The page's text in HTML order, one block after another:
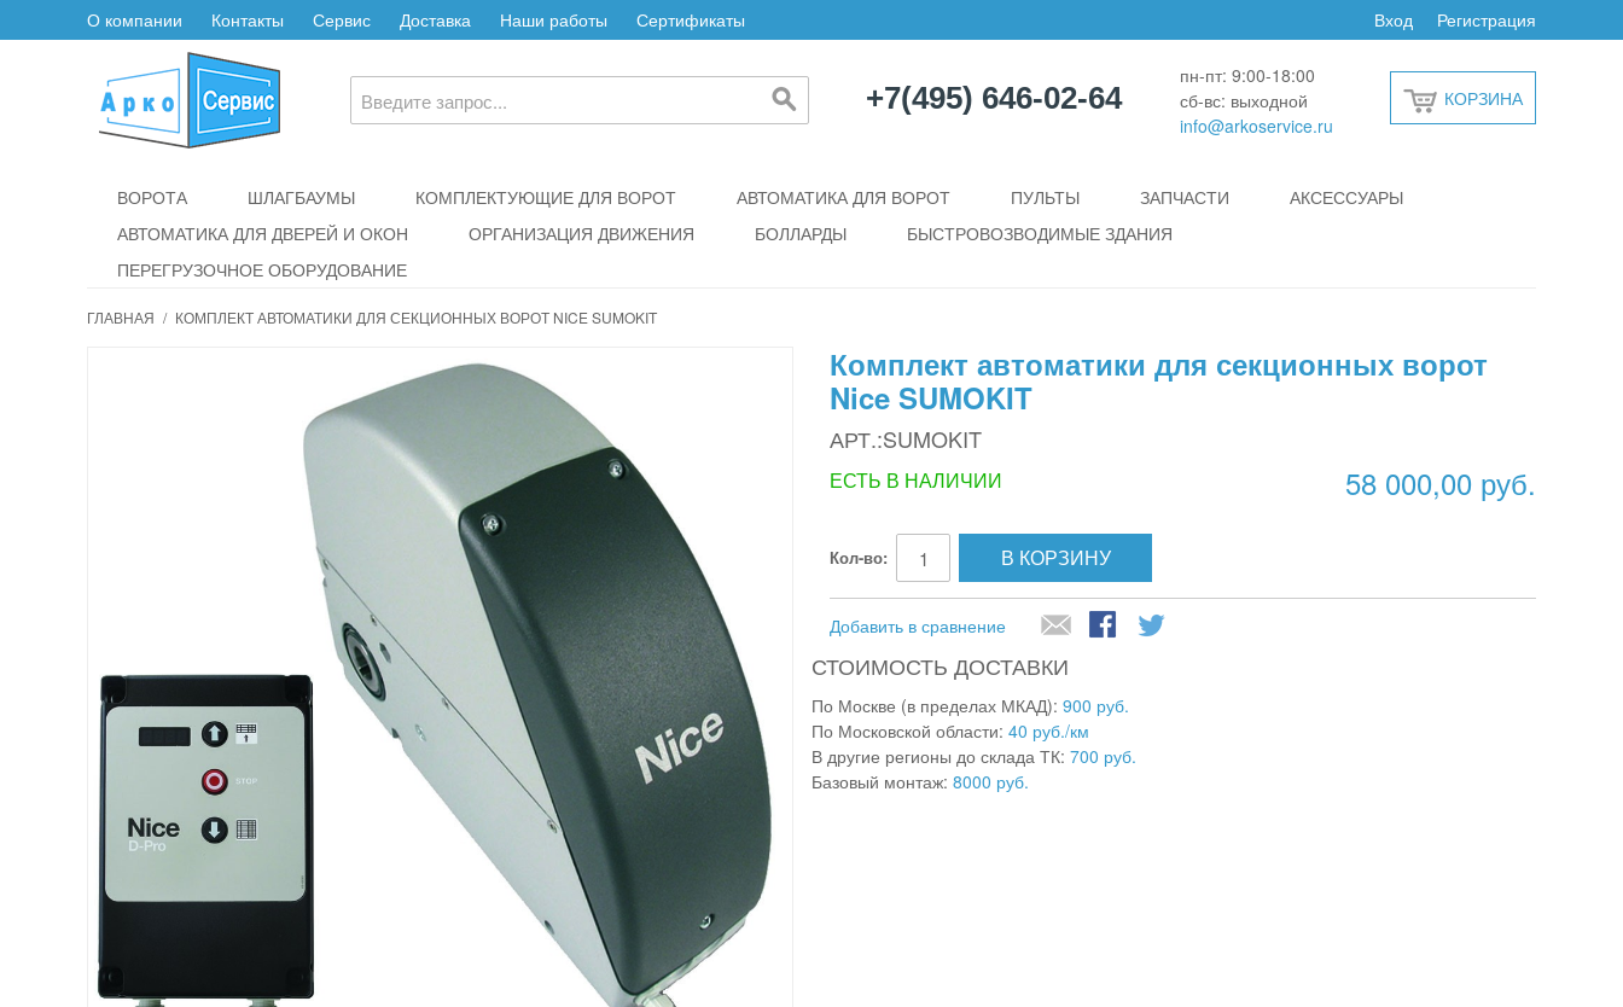
О компании Контакты Сервис Доставка Наши работы Сертификаты Регистрация
Вход
+7(495) 646-02-64
пн-пт: 9:00-18:00
сб-вс: выходной
info@arkoservice.ru
КОРЗИНА
ВОРОТА ШЛАГБАУМЫ КОМПЛЕКТУЮЩИЕ ДЛЯ ВОРОТ АВТОМАТИКА ДЛЯ ВОРОТ ПУЛЬТЫ ЗАПЧАСТИ
АКСЕССУАРЫ
АВТОМАТИКА ДЛЯ ДВЕРЕЙ И ОКОН
ОРГАНИЗАЦИЯ ДВИЖЕНИЯ БОЛЛАРДЫ
БЫСТРОВОЗВОДИМЫЕ ЗДАНИЯ
ПЕРЕГРУЗОЧНОЕ ОБОРУДОВАНИЕ
ГЛАВНАЯ / КОМПЛЕКТ АВТОМАТИКИ ДЛЯ СЕКЦИОННЫХ ВОРОТ NICE SUMOKIT
Комплект автоматики для секционных ворот
Nice SUMOKIT
АРТ.:SUMOKIT
58 000,00 руб.
ЕСТЬ В НАЛИЧИИ
Кол-во: В КОРЗИНУ
Добавить в сравнение
СТОИМОСТЬ ДОСТАВКИ
По Москве (в пределах МКАД): 900 руб.
По Московской области: 40 руб./км
В другие регионы до склада ТК: 700 руб.
Базовый монтаж: 8000 руб.